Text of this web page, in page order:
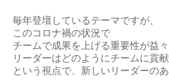
毎年登壇しているテーマですが、
このコロナ禍の状況で
チームで成果を上げる重要性が益
リーダーはどのようにチームに貢
という視点で、新しいリーダーの